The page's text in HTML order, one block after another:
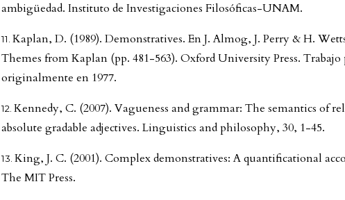
ambigüedad. Instituto de Investigaciones Filosóficas-UNAM.
Kaplan, D. (1989). Demonstratives. En J. Almog, J. Perry & H.
Themes from Kaplan (pp. 481-563). Oxford University Press. Trabajo
originalmente en 1977.
Kennedy, C. (2007). Vagueness and grammar: The semantics of
absolute gradable adjectives. Linguistics and philosophy, 30, 1-45.
King, J. C. (2001). Complex demonstratives: A quantificational
The MIT Press.